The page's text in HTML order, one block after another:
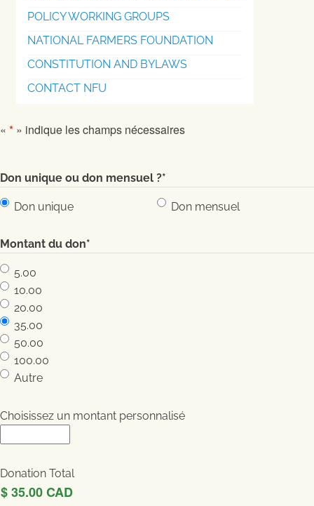
POLICY WORKING GROUPS
NATIONAL FARMERS FOUNDATION
CONSTITUTION AND BYLAWS
CONTACT NFU
« * » indique les champs nécessaires
Don unique ou don mensuel ?*
Don unique Don mensuel
Montant du don*
5.00
10.00
20.00
35.00
50.00
100.00
Autre
Choisissez un montant personnalisé
Donation Total